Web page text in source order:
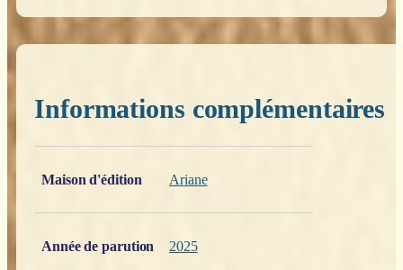
Informations complémentaires
Maison d'édition
Ariane
Année de parution 2025